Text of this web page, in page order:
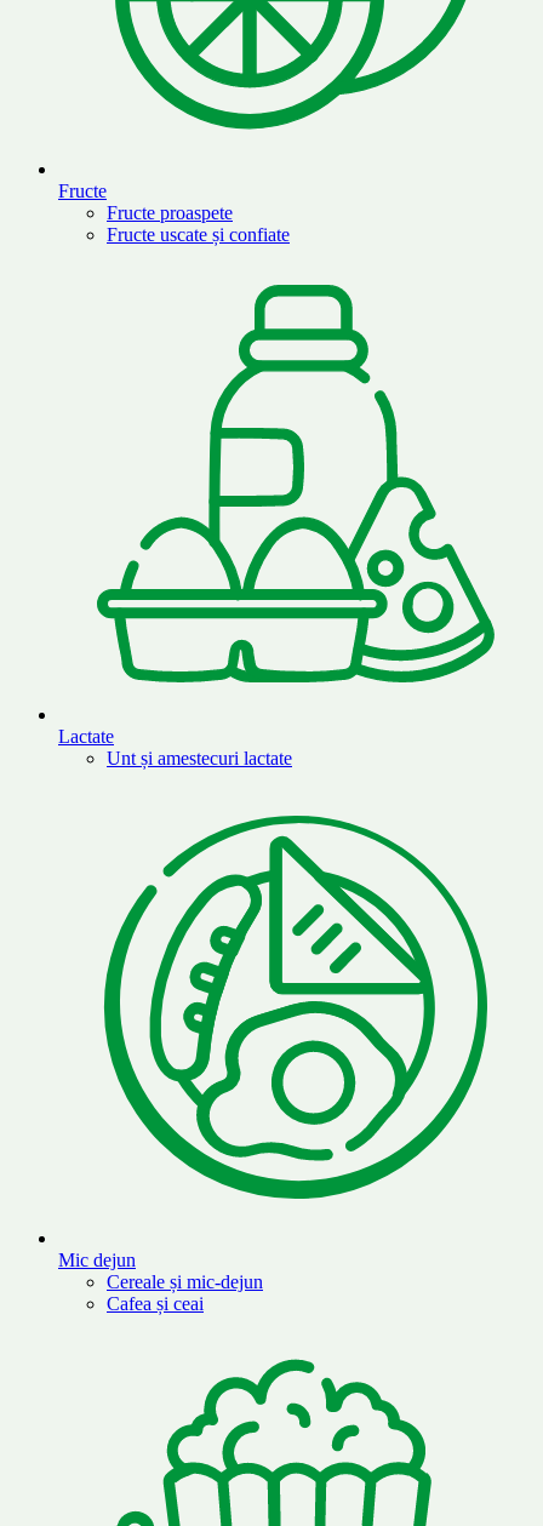
Fructe
Fructe proaspete
Fructe uscate și confiate
Lactate
Unt și amestecuri lactate
Mic dejun
Cereale și mic-dejun
Cafea și ceai